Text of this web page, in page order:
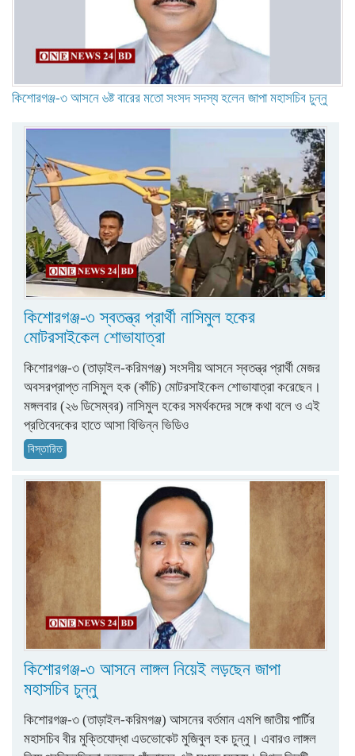
কিশোরগঞ্জ-৩ আসনে ৬ষ্ট বারের মতো সংসদ সদস্য হলেন জাপা মহাসচিব চুন্নু
কিশোরগঞ্জ-৩ স্বতন্ত্র প্রার্থী নাসিমুল হকের
মোটরসাইকেল শোভাযাত্রা
কিশোরগঞ্জ-৩ (তাড়াইল-করিমগঞ্জ) সংসদীয় আসনে স্বতন্ত্র প্রার্থী মেজর
অবসরপ্রাপ্ত নাসিমুল হক (কাঁচি) মোটরসাইকেল শোভাযাত্রা করেছেন।
মঙ্গলবার (২৬ ডিসেম্বর) নাসিমুল হকের সমর্থকদের সঙ্গে কথা বলে ও এই
প্রতিবেদকের হাতে আসা বিভিন্ন ভিডিও
বিস্তারিত
কিশোরগঞ্জ-৩ আসনে লাঙ্গল নিয়েই লড়ছেন জাপা
মহাসচিব চুন্নু
কিশোরগঞ্জ-৩ (তাড়াইল-করিমগঞ্জ) আসনের বর্তমান এমপি জাতীয় পার্টির
মহাসচিব বীর মুক্তিযোদ্ধা এডভোকেট মুজিবুল হক চুন্নু। এবারও লাঙ্গল